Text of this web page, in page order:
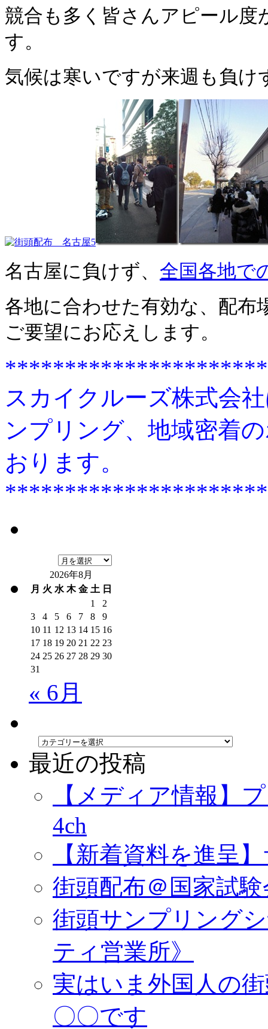
競合も多く皆さんアピール度
す。
気候は寒いですが来週も負
名古屋に負けず、 全国各地で
各地に合わせた有効な、配布
ご要望にお応えします。
スカイクルーズ株式会
ンプリング、地域密着
おります。
2026年8月
月 火 水 木 金 土 日
1
2
3
4 5 6 7 8
9
10 11 12 13 14 15 16
17 18 19 20 21 22 23
24 25 26 27 28 29 30
31
« 6月
最近の投稿
【メディア情報】
4ch
【新着資料を進呈
街頭配布＠国家試
街頭サンプリング
ティ営業所》
実はいま外国人の
〇〇です